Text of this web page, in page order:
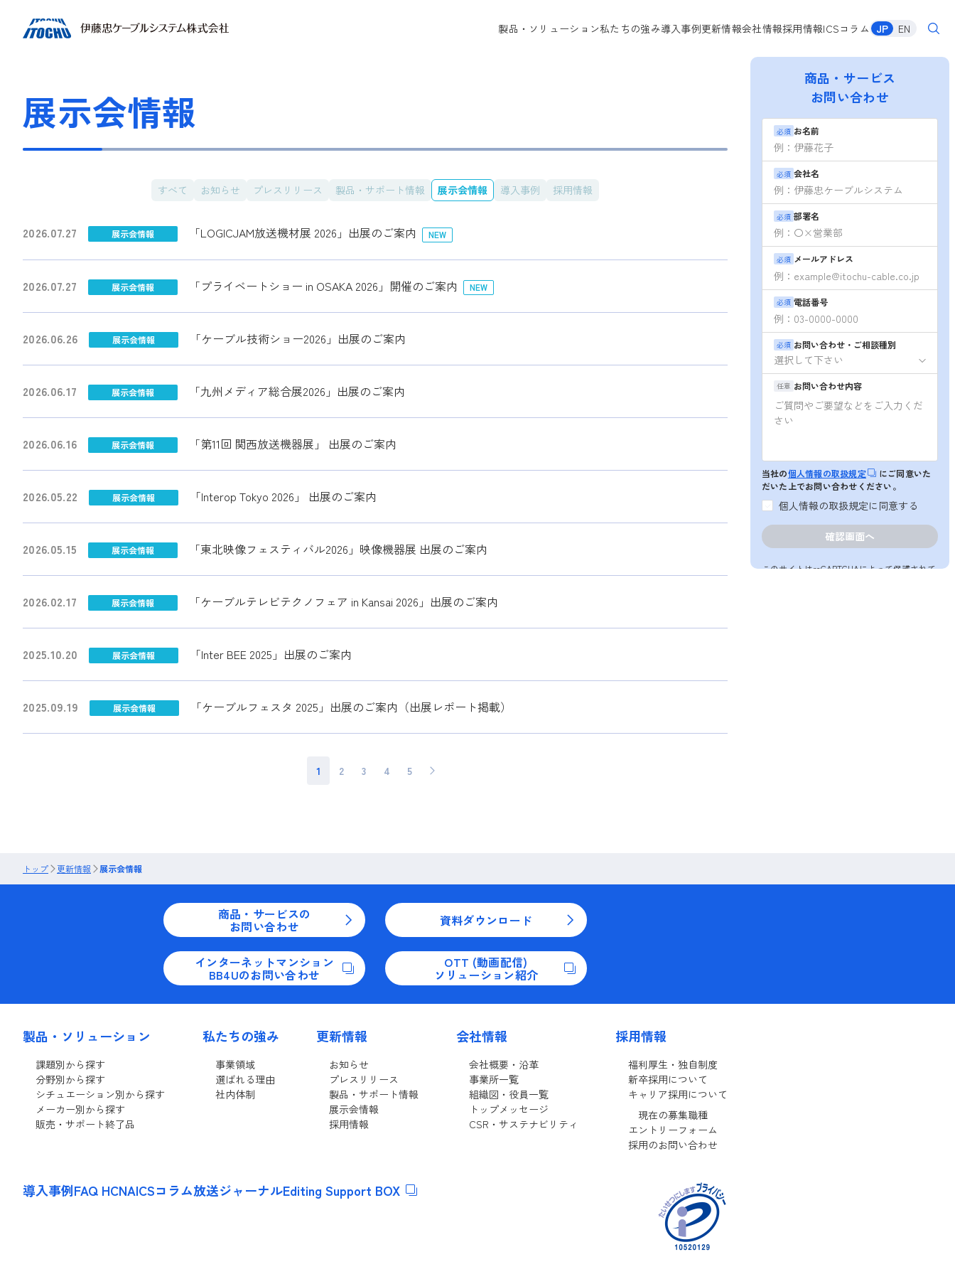
製品・ソリューション私たちの強み導入事例更新情報会社情報採用情報ICSコラム JP EN
展示会情報
すべて お知らせ プレスリリース 製品・サポート情報 展示会情報 導入事例 採用情報
2026.07.27 展示会情報 「LOGICJAM放送機材展 2026」出展のご案内 NEW
2026.07.27 展示会情報 「プライベートショー in OSAKA 2026」開催のご案内 NEW
2026.06.26 展示会情報 「ケーブル技術ショー2026」出展のご案内
2026.06.17 展示会情報 「九州メディア総合展2026」出展のご案内
2026.06.16 展示会情報 「第11回 関西放送機器展」 出展のご案内
2026.05.22 展示会情報 「Interop Tokyo 2026」 出展のご案内
2026.05.15 展示会情報 「東北映像フェスティバル2026」映像機器展 出展のご案内
2026.02.17 展示会情報 「ケーブルテレビテクノフェア in Kansai 2026」出展のご案内
2025.10.20 展示会情報 「Inter BEE 2025」出展のご案内
2025.09.19 展示会情報 「ケーブルフェスタ 2025」出展のご案内（出展レポート掲載）
1 2 3 4 5 >
商品・サービス
お問い合わせ
必須 お名前
必須 会社名
必須 部署名
必須 メールアドレス
必須 電話番号
必須 お問い合わせ・ご相談種別
任意 お問い合わせ内容
当社の個人情報の取扱規定
にご同意いた
だいた上でお問い合わせください。
個人情報の取扱規定に同意する
このサイトはreCAPTCHAによって保護されて
トップ 更新情報 展示会情報
商品・サービスの
お問い合わせ 資料ダウンロード
インターネットマンション
BB4Uのお問い合わせ
OTT (動画配信)
ソリューション紹介
製品・ソリューション
課題別から探す
分野別から探す
シチュエーション別から探す
メーカー別から探す
販売・サポート終了品
私たちの強み
事業領域
選ばれる理由
社内体制
更新情報
お知らせ
プレスリリース
製品・サポート情報
展示会情報
採用情報
会社情報
会社概要・沿革
事業所一覧
組織図・役員一覧
トップメッセージ
CSR・サステナビリティ
採用情報
福利厚生・独自制度
新卒採用について
キャリア採用について
現在の募集職種
エントリーフォーム
採用のお問い合わせ
導入事例FAQ HCNAICSコラム放送ジャーナルEditing Support BOX